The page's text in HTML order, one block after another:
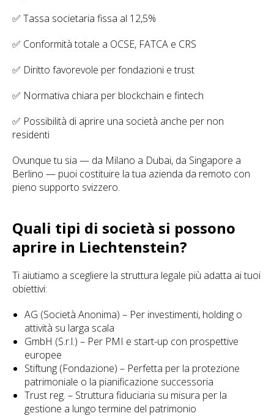
✅ Tassa societaria fissa al 12,5%
✅ Conformità totale a OCSE, FATCA e CRS
✅ Diritto favorevole per fondazioni e trust
✅ Normativa chiara per blockchain e fintech
✅ Possibilità di aprire una società anche per non
residenti
Ovunque tu sia — da Milano a Dubai, da Singapore a
Berlino — puoi costituire la tua azienda da remoto con
pieno supporto svizzero.
Quali tipi di società si possono
aprire in Liechtenstein?
Ti aiutiamo a scegliere la struttura legale più adatta ai tuoi
obiettivi:
AG (Società Anonima) – Per investimenti, holding o
attività su larga scala
GmbH (S.r.l.) – Per PMI e start-up con prospettive
europee
Stiftung (Fondazione) – Perfetta per la protezione
patrimoniale o la pianificazione successoria
Trust reg. – Struttura fiduciaria su misura per la
gestione a lungo termine del patrimonio